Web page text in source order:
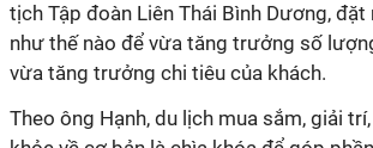
tịch Tập đoàn Liên Thái Bình Dương, đặt
như thế nào để vừa tăng trưởng số
vừa tăng trưởng chi tiêu của khách.
Theo ông Hạnh, du lịch mua sắm, giải